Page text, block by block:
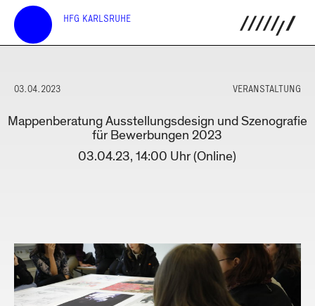
HFG KARLSRUHE
03.04.2023 VERANSTALTUNG
Mappenberatung Ausstellungsdesign und Szenografie
für Bewerbungen 2023
03.04.23, 14:00 Uhr (Online)